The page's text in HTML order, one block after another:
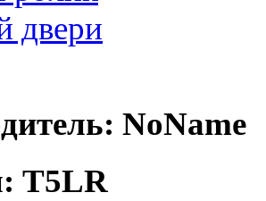
NoName
T5LR